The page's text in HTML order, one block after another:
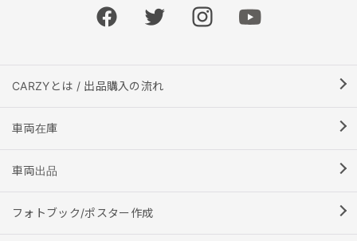
CARZYとは / 出品購入の流れ
車両在庫
車両出品
フォトブック/ポスター作成